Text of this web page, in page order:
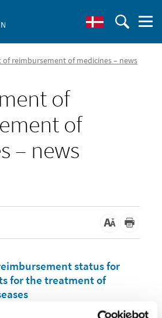
of reimbursement of medicines – news
of
of
– news
status for
for the treatment of